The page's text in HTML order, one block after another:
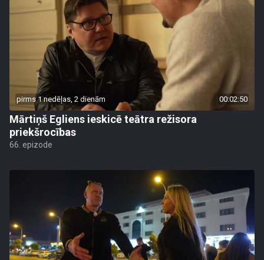
pirms 1 nedēļas, 2 dienām 00:02:50
Mārtiņš Egliens ieskicē teātra režisora
priekšrocības
66. epizode